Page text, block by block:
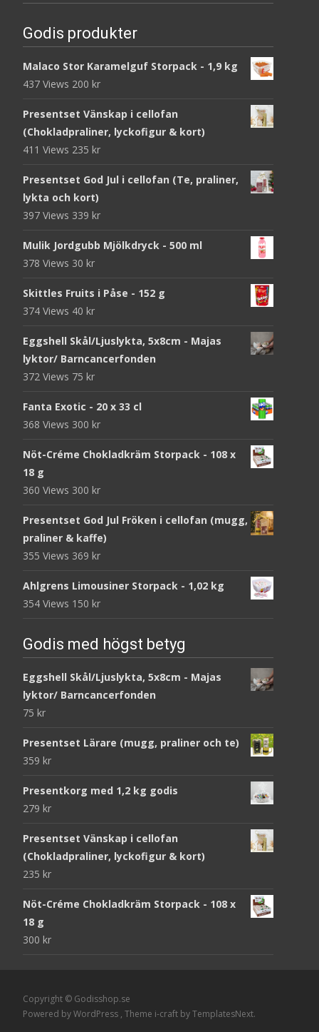
Godis produkter
Malaco Stor Karamelguf Storpack - 1,9 kg
437 Views 200 kr
Presentset Vänskap i cellofan
(Chokladpraliner, lyckofigur & kort)
411 Views 235 kr
Presentset God Jul i cellofan (Te, praliner,
lykta och kort)
397 Views 339 kr
Mulik Jordgubb Mjölkdryck - 500 ml
378 Views 30 kr
Skittles Fruits i Påse - 152 g
374 Views 40 kr
Eggshell Skål/Ljuslykta, 5x8cm - Majas
lyktor/ Barncancerfonden
372 Views 75 kr
Fanta Exotic - 20 x 33 cl
368 Views 300 kr
Nöt-Créme Chokladkräm Storpack - 108 x
18 g
360 Views 300 kr
Presentset God Jul Fröken i cellofan (mugg,
praliner & kaffe)
355 Views 369 kr
Ahlgrens Limousiner Storpack - 1,02 kg
354 Views 150 kr
Godis med högst betyg
Eggshell Skål/Ljuslykta, 5x8cm - Majas
lyktor/ Barncancerfonden
75 kr
Presentset Lärare (mugg, praliner och te)
359 kr
Presentkorg med 1,2 kg godis
279 kr
Presentset Vänskap i cellofan
(Chokladpraliner, lyckofigur & kort)
235 kr
Nöt-Créme Chokladkräm Storpack - 108 x
18 g
300 kr
Copyright © Godisshop.se
Powered by WordPress , Theme i-craft by TemplatesNext.